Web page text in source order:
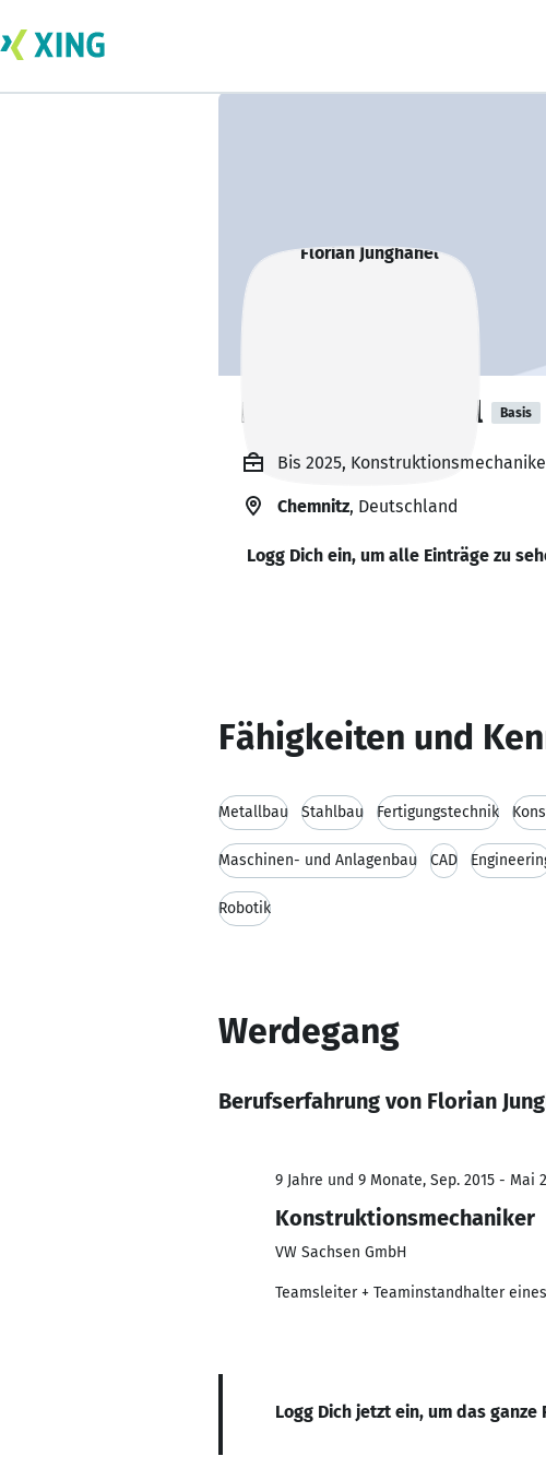
Florian Junghänel Basis
Bis 2025,
Chemnitz, Deutschland
Logg Dich ein, um alle Einträge zu
Fähigkeiten und
Metallbau Stahlbau Fertigungstechnik
Maschinen- und Anlagenbau CAD
Robotik
Werdegang
Berufserfahrung von Florian
9 Jahre und 9 Monate, Sep. 2015 - Mai
Konstruktionsmechaniker
VW Sachsen GmbH
Teamsleiter + Teaminstandhalter
Logg Dich jetzt ein, um das ganze